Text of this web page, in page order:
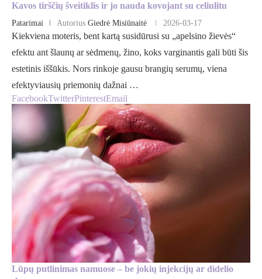
Kavos tirščių šveitiklis ir jo nauda kovojant su celiulitu
Patarimai Autorius Giedrė Misiūnaitė 2026-03-17
Kiekviena moteris, bent kartą susidūrusi su „apelsino žievės“
efektu ant šlaunų ar sėdmenų, žino, koks varginantis gali būti šis
estetinis iššūkis. Nors rinkoje gausu brangių serumų, viena
efektyviausių priemonių dažnai …
FacebookTwitterPinterestEmail
Lūpų putlinimas namuose – be jokių injekcijų ar didelio